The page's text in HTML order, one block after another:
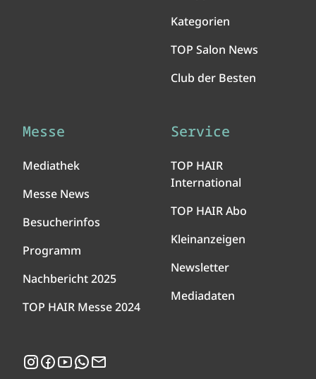
Kategorien
TOP Salon News
Club der Besten
Messe
Mediathek
Messe News
Besucherinfos
Programm
Nachbericht 2025
TOP HAIR Messe 2024
Service
TOP HAIR
International
TOP HAIR Abo
Kleinanzeigen
Newsletter
Mediadaten
Instagram
Facebook
YouTubeWhatsApp